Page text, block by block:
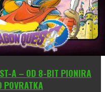
A – OD 8-BIT PIONIRA
POVRATKA